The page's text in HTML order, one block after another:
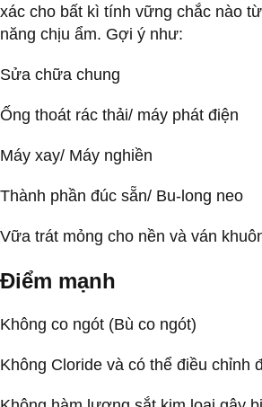
xác cho bất kì tính vững chắc nào
năng chịu ẩm. Gợi ý như:
Sửa chữa chung
Ống thoát rác thải/ máy phát điện
Máy xay/ Máy nghiền
Thành phần đúc sẵn/ Bu-long neo
Vữa trát mỏng cho nền và ván
Điểm mạnh
Không co ngót (Bù co ngót)
Không Cloride và có thể điều chỉnh